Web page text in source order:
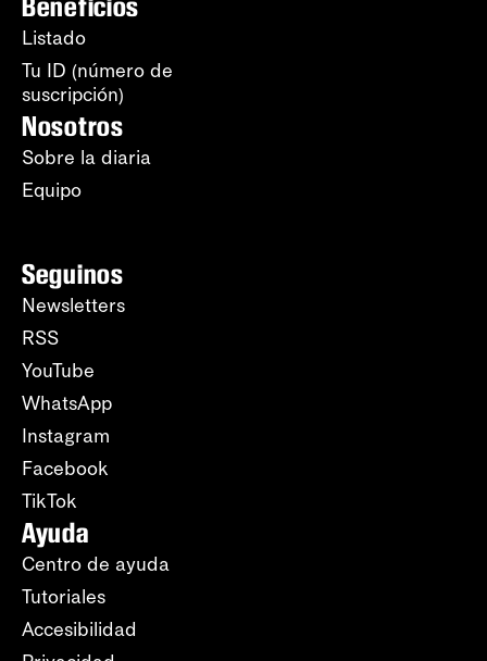
Beneficios
Listado
Tu ID (número de
suscripción)
Nosotros
Sobre la diaria
Equipo
Seguinos
Newsletters
RSS
YouTube
WhatsApp
Instagram
Facebook
TikTok
Ayuda
Centro de ayuda
Tutoriales
Accesibilidad